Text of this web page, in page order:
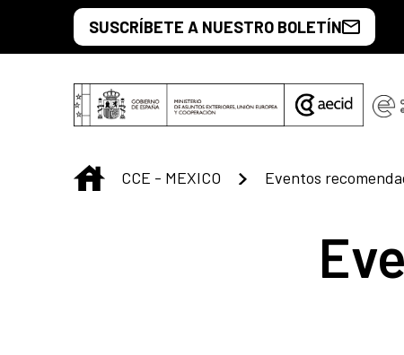
Saltar al contenido principal
SUSCRÍBETE A NUESTRO BOLETÍN
INICIO
CCE - MEXICO Eventos